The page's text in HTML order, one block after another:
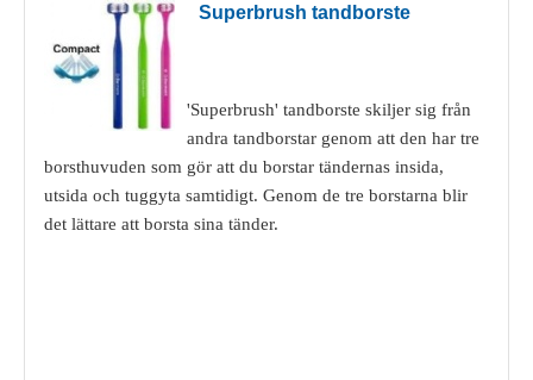
Superbrush tandborste
'Superbrush' tandborste skiljer sig från
andra tandborstar genom att den har tre
borsthuvuden som gör att du borstar tändernas insida,
utsida och tuggyta samtidigt. Genom de tre borstarna blir
det lättare att borsta sina tänder.